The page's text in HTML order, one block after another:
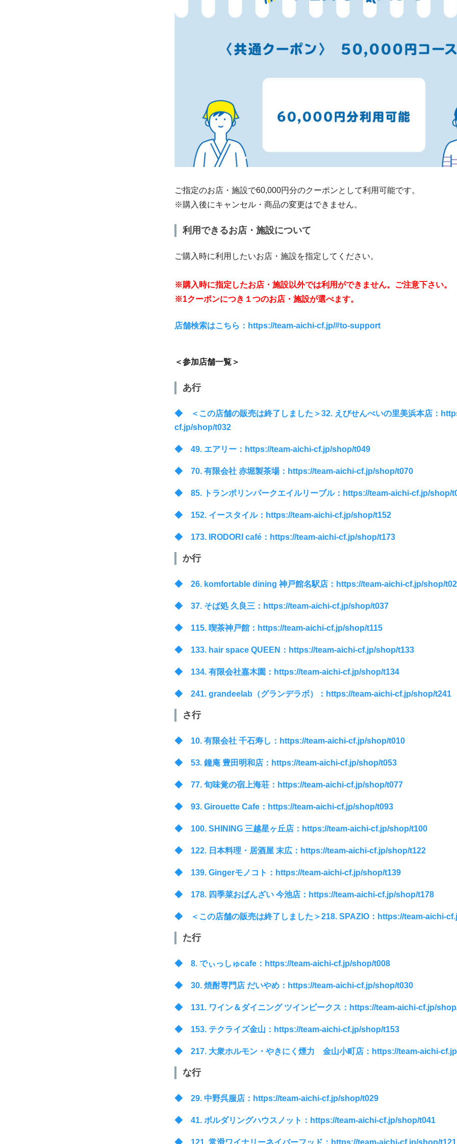
ご指定のお店・施設で60,000円分のクーポンとして利用可能です。
※購入後にキャンセル・商品の変更はできません。
利用できるお店・施設について
ご購入時に利用したいお店・施設を指定してください。
※購入時に指定したお店・施設以外では利用ができません。ご注意下さい。
※1クーポンにつき１つのお店・施設が選べます。
店舗検索はこちら：https://team-aichi-cf.jp/#to-support
＜参加店舗一覧＞
あ行
◆ ＜この店舗の販売は終了しました＞32. えびせんべいの里美浜本店：
cf.jp/shop/t032
◆ 49. エアリー：https://team-aichi-cf.jp/shop/t049
◆ 70. 有限会社 赤堀製茶場：https://team-aichi-cf.jp/shop/t070
◆ 85. トランポリンパークエイルリーブル：https://team-aichi-cf.jp/shop/
◆ 152. イースタイル：https://team-aichi-cf.jp/shop/t152
◆ 173. IRODORI café：https://team-aichi-cf.jp/shop/t173
か行
◆ 26. komfortable dining 神戸館名駅店：https://team-aichi-cf.jp/shop/
◆ 37. そば処 久良三：https://team-aichi-cf.jp/shop/t037
◆ 115. 喫茶神戸館：https://team-aichi-cf.jp/shop/t115
◆ 133. hair space QUEEN：https://team-aichi-cf.jp/shop/t133
◆ 134. 有限会社嘉木園：https://team-aichi-cf.jp/shop/t134
◆ 241. grandeelab（グランデラボ）：https://team-aichi-cf.jp/shop/t241
さ行
◆ 10. 有限会社 千石寿し：https://team-aichi-cf.jp/shop/t010
◆ 53. 鐘庵 豊田明和店：https://team-aichi-cf.jp/shop/t053
◆ 77. 旬味覚の宿上海荘：https://team-aichi-cf.jp/shop/t077
◆ 93. Girouette Cafe：https://team-aichi-cf.jp/shop/t093
◆ 100. SHINING 三越星ヶ丘店：https://team-aichi-cf.jp/shop/t100
◆ 122. 日本料理・居酒屋 末広：https://team-aichi-cf.jp/shop/t122
◆ 139. Gingerモノコト：https://team-aichi-cf.jp/shop/t139
◆ 178. 四季菜おばんざい 今池店：https://team-aichi-cf.jp/shop/t178
◆ ＜この店舗の販売は終了しました＞218. SPAZIO：https://team-aichi-
た行
◆ 8. でぃっしゅcafe：https://team-aichi-cf.jp/shop/t008
◆ 30. 焼酎専門店 だいやめ：https://team-aichi-cf.jp/shop/t030
◆ 131. ワイン＆ダイニング ツインピークス：https://team-aichi-cf.jp/
◆ 153. テクライズ金山：https://team-aichi-cf.jp/shop/t153
◆ 217. 大衆ホルモン・やきにく煙力 金山小町店：https://team-aichi-
な行
◆ 29. 中野呉服店：https://team-aichi-cf.jp/shop/t029
◆ 41. ボルダリングハウスノット：https://team-aichi-cf.jp/shop/t041
◆ 121. 常滑ワイナリーネイバーフッド：https://team-aichi-cf.jp/shop/t121